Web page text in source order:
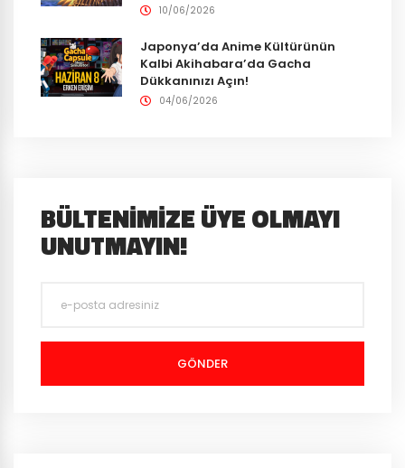
10/06/2026
Japonya’da Anime Kültürünün
Kalbi Akihabara’da Gacha
Dükkanınızı Açın!
04/06/2026
BÜLTENIMIZE ÜYE OLMAYI
UNUTMAYIN!